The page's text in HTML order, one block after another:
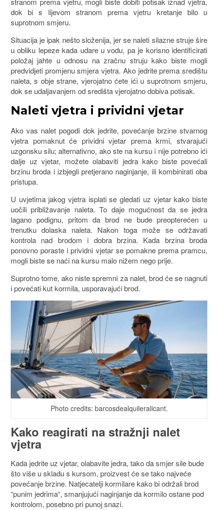
dok bi s lijevom stranom prema vjetru kretanje bilo u
suprotnom smjeru.
Situacija je ipak nešto složenija, jer se naleti silazne struje šire
u obliku lepeze kada udare u vodu, pa je korisno identificirati
položaj jahte u odnosu na zračnu struju kako biste mogli
predvidjeti promjenu smjera vjetra. Ako jedrite prema središtu
naleta, s obje strane, vjerojatno ćete ići u suprotnom smjeru,
dok se udaljavanjem od središta vjerojatno dobiva potisak.
Naleti vjetra i prividni vjetar
Ako vas nalet pogodi dok jedrite, povećanje brzine stvarnog
vjetra pomaknut će prividni vjetar prema krmi, stvarajući
uzgonsku silu; alternativno, ako ste na kursu i nije potrebno ići
dalje uz vjetar, možete olabaviti jedra kako biste povećali
brzinu broda i izbjegli pretjerano naginjanje, ili kombinirati oba
pristupa.
U uvjetima jakog vjetra isplati se gledati uz vjetar kako biste
uočili približavanje naleta. To daje mogućnost da se jedra
lagano podignu, pritom da brod ne bude preopterećen u
trenutku dolaska naleta. Nakon toga može se održavati
kontrola nad brodom i dobra brzina. Kada brzina broda
ponovno poraste i prividni vjetar se pomakne prema pramcu,
mogli biste se naći na kursu malo nižem nego prije.
Suprotno tome, ako niste spremni za nalet, brod će se nagnuti
i povećati kut kormila, usporavajući brod.
Photo credits: barcosdealquileralicant.
Kako reagirati na stražnji nalet
vjetra
Kada jedrite uz vjetar, olabavite jedra, tako da smjer sile bude
što više u skladu s kursom, proizvest će se tako najveće
povećanje brzine. Natjecatelji kormilare kako bi održali brod
“punim jedrima“, smanjujući naginjanje da kormilo ostane pod
kontrolom, posebno pri punoj snazi.